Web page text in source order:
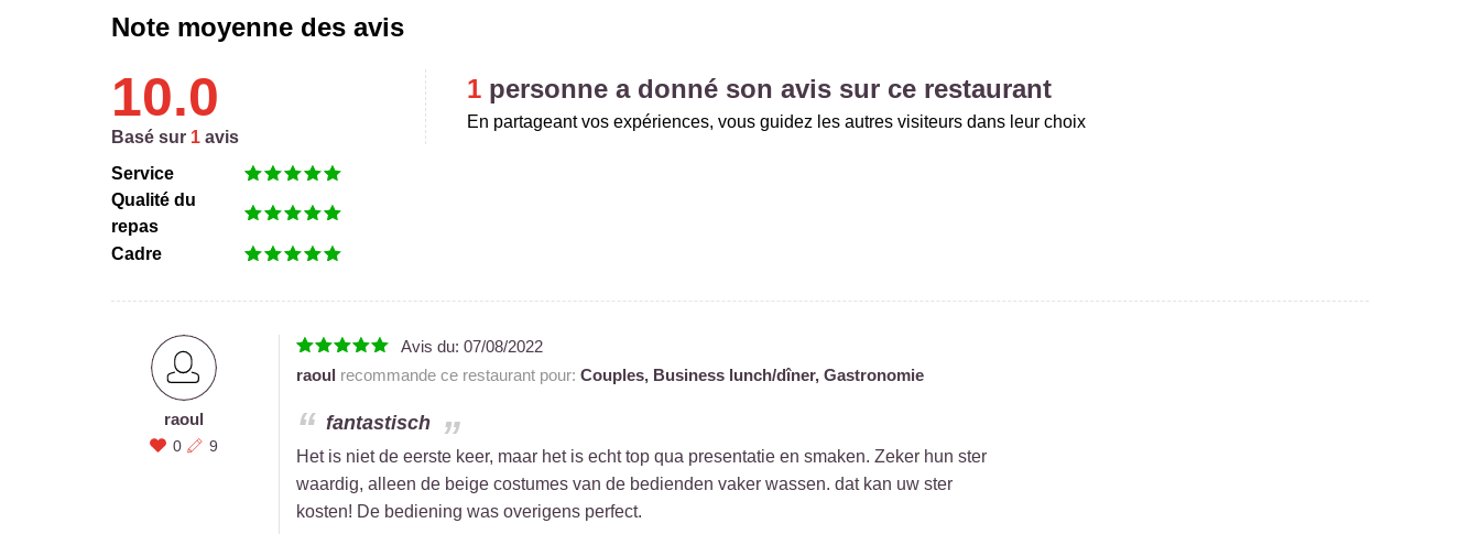
Note moyenne des avis
10.0
Basé sur 1 avis
Service
Qualité du
repas
Cadre
1 personne a donné son avis sur ce restaurant
En partageant vos expériences, vous guidez les autres visiteurs dans leur choix
raoul
0 9
Avis du: 07/08/2022
raoul recommande ce restaurant pour: Couples, Business lunch/dîner, Gastronomie
fantastisch
Het is niet de eerste keer, maar het is echt top qua presentatie en smaken. Zeker hun ster
waardig, alleen de beige costumes van de bedienden vaker wassen. dat kan uw ster
kosten! De bediening was overigens perfect.